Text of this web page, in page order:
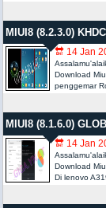
MIUI8 (8.2.3.0)
🔛 14 Jan
Download
penggemar
MIUI8 (8.1.6.0)
🔛 14 Jan
Download
Di lenovo